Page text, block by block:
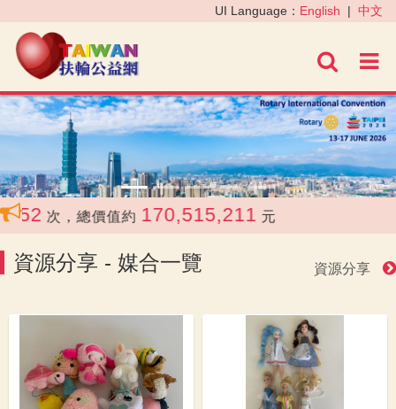
進階
UI Language： English | 中文
‹ ›
次，總價值約 170,515,211 元
資源分享 - 媒合一覽 資源分享